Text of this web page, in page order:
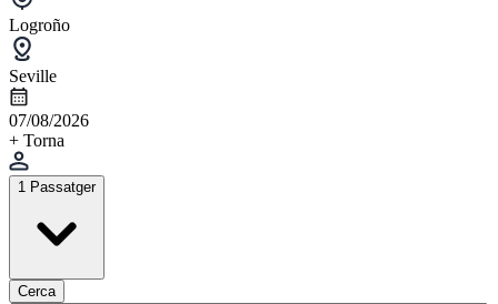
Logroño
Seville
07/08/2026
+ Torna
1 Passatger
Cerca